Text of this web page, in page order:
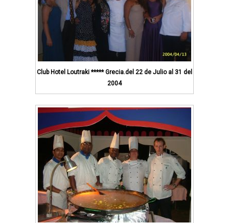
Club Hotel Loutraki ***** Grecia.del 22 de Julio al 31 del
2004